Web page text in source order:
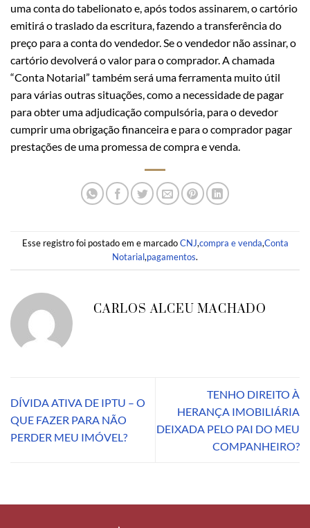
uma conta do tabelionato e, após todos assinarem, o cartório
emitirá o traslado da escritura, fazendo a transferência do
preço para a conta do vendedor. Se o vendedor não assinar, o
cartório devolverá o valor para o comprador. A chamada
“Conta Notarial” também será uma ferramenta muito útil
para várias outras situações, como a necessidade de pagar
para obter uma adjudicação compulsória, para o devedor
cumprir uma obrigação financeira e para o comprador pagar
prestações de uma promessa de compra e venda.
Esse registro foi postado em e marcadoCNJ,compra e venda,Conta
Notarial,pagamentos.
CARLOS ALCEU MACHADO
DÍVIDA ATIVA DE IPTU – O
QUE FAZER PARA NÃO
PERDER MEU IMÓVEL?
TENHO DIREITO À
HERANÇA IMOBILIÁRIA
DEIXADA PELO PAI DO MEU
COMPANHEIRO?